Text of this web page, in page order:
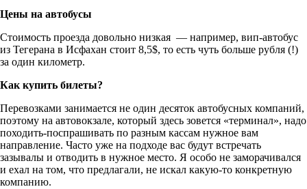
Цены на автобусы
Стоимость проезда довольно низкая — например, вип-автобус
из Тегерана в Исфахан стоит 8,5$, то есть чуть больше рубля (!)
за один километр.
Как купить билеты?
Перевозками занимается не один десяток автобусных компаний,
поэтому на автовокзале, который здесь зовется «терминал», надо
походить-поспрашивать по разным кассам нужное вам
направление. Часто уже на подходе вас будут встречать
зазывалы и отводить в нужное место. Я особо не заморачивался
и ехал на том, что предлагали, не искал какую-то конкретную
компанию.